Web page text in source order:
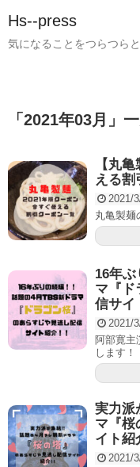
Hs--press
気になることをつらつら
「 2021年03月 」
【丸
える
2021/
丸亀製麺
16年
マ『ド
信サイ
2021/
阿部寛主
します！
実力派
マ『桜
イト紹
2021/